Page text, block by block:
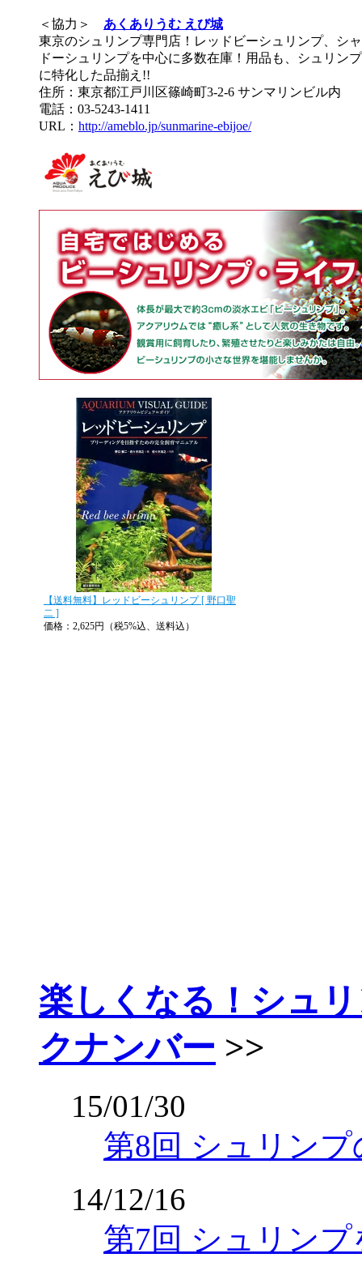
＜協力＞ あくありうむ えび城
東京のシュリンプ専門店！レッドビーシュリンプ、シャ
ドーシュリンプを中心に多数在庫！用品も、シュリンプ
に特化した品揃え!!
住所：東京都江戸川区篠崎町3-2-6 サンマリンビル内
電話：03-5243-1411
URL： http://ameblo.jp/sunmarine-ebijoe/
【送料無料】レッドビーシュリンプ [ 野口聖
二 ]
価格：2,625円（税5%込、送料込）
楽しくなる！シュ
クナンバー >>
15/01/30
第8回 シュリン
14/12/16
第7回 シュリン